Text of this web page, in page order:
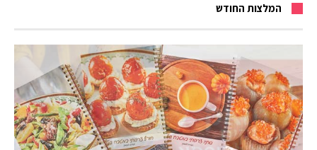
המלצות החודש